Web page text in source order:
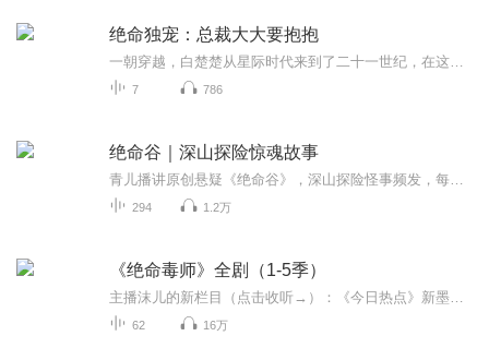
绝命独宠：总裁大大要抱抱
7 786
绝命谷｜深山探险惊魂故事
294 1.2万
《绝命毒师》全剧（1-5季）
62 16万